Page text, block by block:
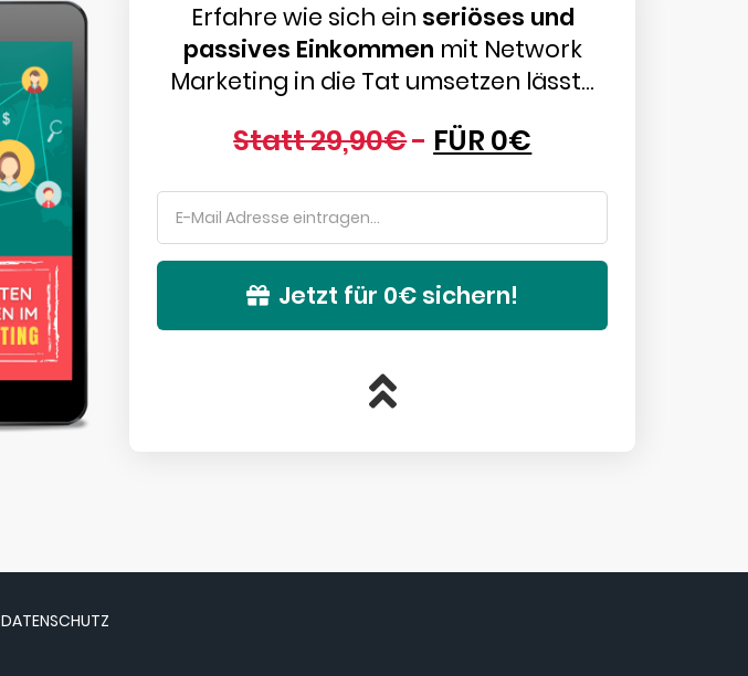
Erfahre wie sich ein seriöses und
passives Einkommen mit Network
Marketing in die Tat umsetzen lässt...
Statt 29,90€- FÜR 0€
Jetzt für 0€ sichern!
DATENSCHUTZ